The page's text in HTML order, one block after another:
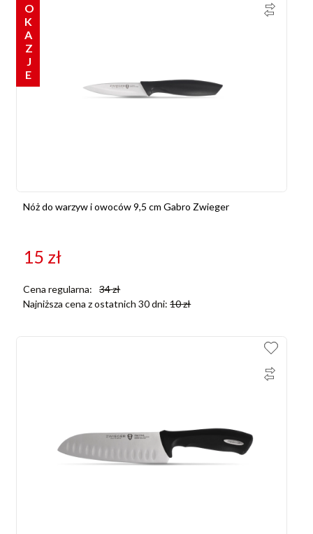
OKAZJE
Nóż do warzyw i owoców 9,5 cm Gabro Zwieger
15 zł
Cena regularna: 34zł
Najniższa cena z ostatnich 30 dni:10zł